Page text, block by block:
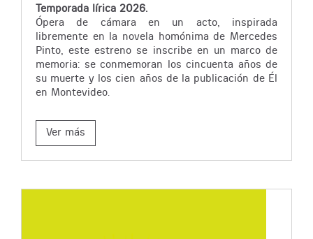
Temporada lírica 2026.
Ópera de cámara en un acto, inspirada
libremente en la novela homónima de Mercedes
Pinto, este estreno se inscribe en un marco de
memoria: se conmemoran los cincuenta años de
su muerte y los cien años de la publicación de Él
en Montevideo.
Ver más